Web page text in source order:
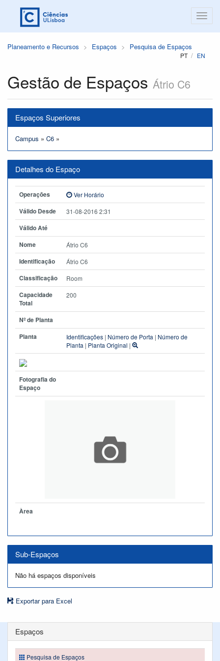
Planeamento e Recursos Espaços Pesquisa de Espaços
PT EN
Gestão de Espaços Átrio C6
Espaços Superiores
Campus » C6 »
Detalhes do Espaço
Operações Ver Horário
Válido Desde 31-08-2016 2:31
Válido Até
Nome
Átrio C6
Identificação Átrio C6
Classificação Room
Capacidade
Total
200
Nº de Planta
Planta
Identificações | Número de Porta | Número de
Planta | Planta Original |
Fotografia do
Espaço
Àrea
Sub-Espaços
Não há espaços disponíveis
Exportar para Excel
Espaços
Pesquisa de Espaços